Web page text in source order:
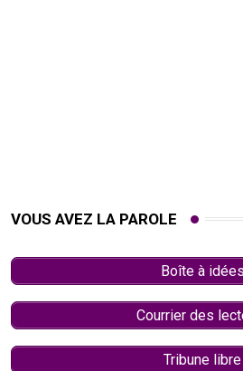
VOUS AVEZ LA PAROLE
Boîte à idées
Courrier des
Tribune libre